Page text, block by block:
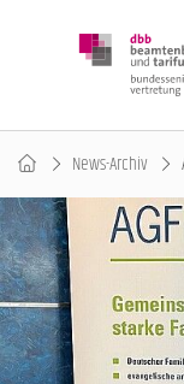
News-Archiv